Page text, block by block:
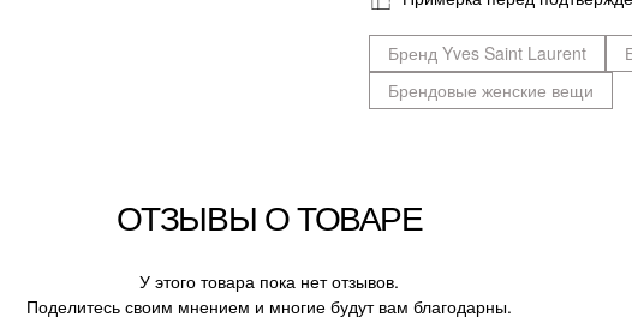
Бренд Yves Saint Laurent
Брендовые женские вещи
ОТЗЫВЫ О ТОВАРЕ
У этого товара пока нет отзывов.
Поделитесь своим мнением и многие будут вам благодарны.